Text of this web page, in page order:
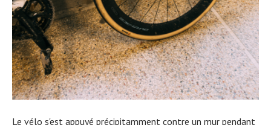
Le vélo s'est appuyé précipitamment contre un mur pendant